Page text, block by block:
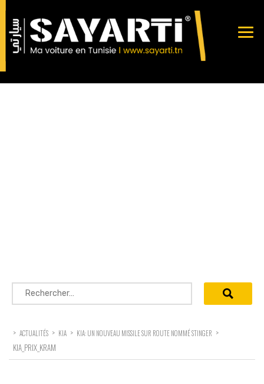
Rechercher :
> ACTUALITÉS > KIA > KIA: UN NOUVEAU MISSILE SUR ROUTE NOMMÉ STINGER >
KIA_PRIX_KRAM